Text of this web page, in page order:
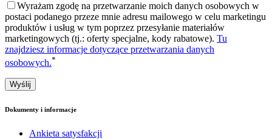
Wyrażam zgodę na przetwarzanie moich danych osobowych w
postaci podanego przeze mnie adresu mailowego w celu marketingu
produktów i usług w tym poprzez przesyłanie materiałów
marketingowych (tj.: oferty specjalne, kody rabatowe). Tu
znajdziesz informacje dotyczące przetwarzania danych
osobowych.*
Dokumenty i informacje
Ankieta satysfakcji